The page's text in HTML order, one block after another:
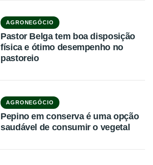
AGRONEGÓCIO
Pastor Belga tem boa disposição
física e ótimo desempenho no
pastoreio
AGRONEGÓCIO
Pepino em conserva é uma opção
saudável de consumir o vegetal